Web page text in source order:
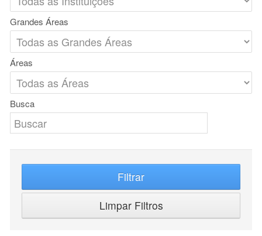
Grandes Áreas
Áreas
Busca
Filtrar
Limpar Filtros